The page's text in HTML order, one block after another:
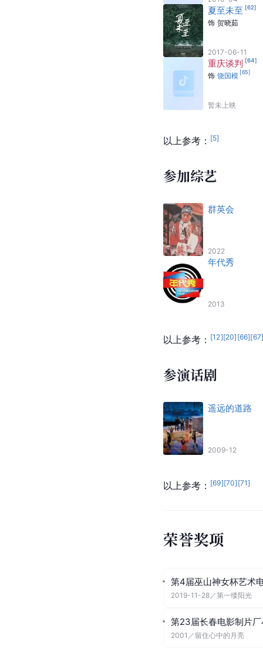
夏至未至 [62]
饰 贺晓茹
2017-06-11
重庆谈判 [64]
饰 饶国模 [65]
暂未上映
以上参考： [5]
参加综艺
群英会
2022
年代秀
2013
以上参考： [12][20] [66][67
参演话剧
遥远的道路
2009-12
以上参考： [69][70] [71]
荣誉奖项
第4届巫山神女杯艺术
2019-11-28 ／第一缕阳光
第23届长春电影制片
2001 ／ 留住心中的月亮